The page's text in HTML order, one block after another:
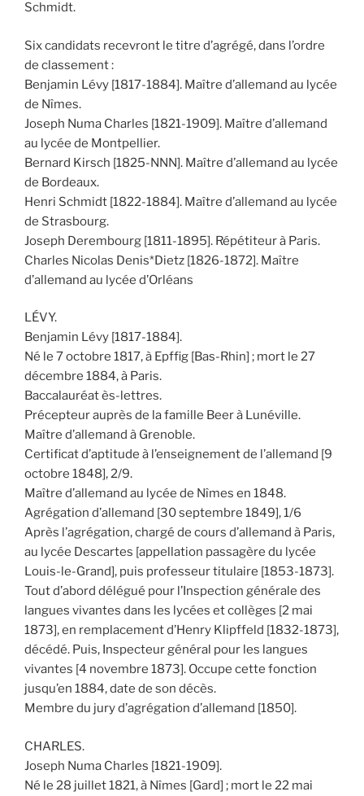
Schmidt.
Six candidats recevront le titre d’agrégé, dans l’ordre
de classement :
Benjamin Lévy [1817-1884]. Maître d’allemand au lycée
de Nîmes.
Joseph Numa Charles [1821-1909]. Maître d’allemand
au lycée de Montpellier.
Bernard Kirsch [1825-NNN]. Maître d’allemand au lycée
de Bordeaux.
Henri Schmidt [1822-1884]. Maître d’allemand au lycée
de Strasbourg.
Joseph Derembourg [1811-1895]. Répétiteur à Paris.
Charles Nicolas Denis*Dietz [1826-1872]. Maître
d’allemand au lycée d’Orléans
LÉVY.
Benjamin Lévy [1817-1884].
Né le 7 octobre 1817, à Epffig [Bas-Rhin] ; mort le 27
décembre 1884, à Paris.
Baccalauréat ès-lettres.
Précepteur auprès de la famille Beer à Lunéville.
Maître d’allemand à Grenoble.
Certificat d’aptitude à l’enseignement de l’allemand [9
octobre 1848], 2/9.
Maître d’allemand au lycée de Nîmes en 1848.
Agrégation d’allemand [30 septembre 1849], 1/6
Après l’agrégation, chargé de cours d’allemand à Paris,
au lycée Descartes [appellation passagère du lycée
Louis-le-Grand], puis professeur titulaire [1853-1873].
Tout d’abord délégué pour l’Inspection générale des
langues vivantes dans les lycées et collèges [2 mai
1873], en remplacement d’Henry Klipffeld [1832-1873],
décédé. Puis, Inspecteur général pour les langues
vivantes [4 novembre 1873]. Occupe cette fonction
jusqu’en 1884, date de son décès.
Membre du jury d’agrégation d’allemand [1850].
CHARLES.
Joseph Numa Charles [1821-1909].
Né le 28 juillet 1821, à Nîmes [Gard] ; mort le 22 mai